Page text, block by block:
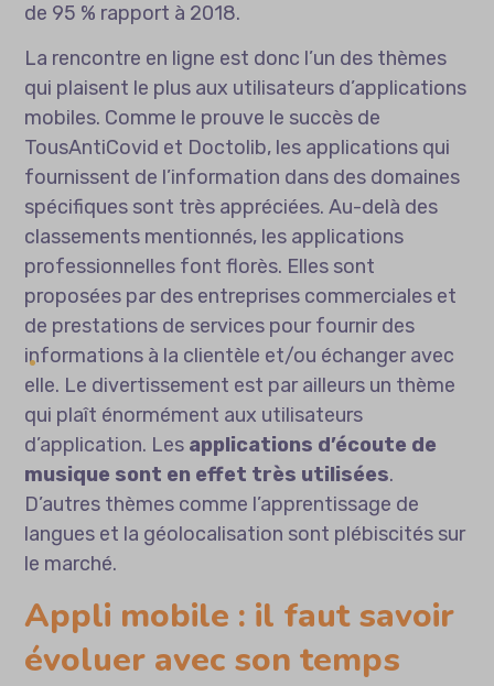
de 95 % rapport à 2018.
La rencontre en ligne est donc l’un des thèmes
qui plaisent le plus aux utilisateurs d’applications
mobiles. Comme le prouve le succès de
TousAntiCovid et Doctolib, les applications qui
fournissent de l’information dans des domaines
spécifiques sont très appréciées. Au-delà des
classements mentionnés, les applications
professionnelles font florès. Elles sont
proposées par des entreprises commerciales et
de prestations de services pour fournir des
informations à la clientèle et/ou échanger avec
elle. Le divertissement est par ailleurs un thème
qui plaît énormément aux utilisateurs
d’application. Les applications d’écoute de
musique sont en effet très utilisées.
D’autres thèmes comme l’apprentissage de
langues et la géolocalisation sont plébiscités sur
le marché.
Appli mobile : il faut savoir
évoluer avec son temps